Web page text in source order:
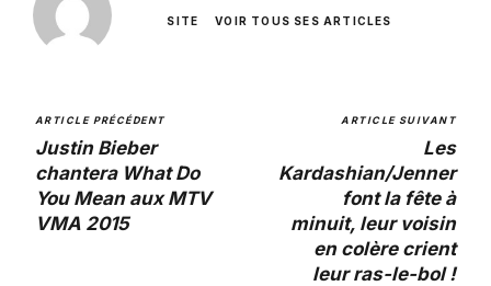
SITE VOIR TOUS SES ARTICLES
ARTICLE PRÉCÉDENT
Justin Bieber
chantera What Do
You Mean aux MTV
VMA 2015
ARTICLE SUIVANT
Les
Kardashian/Jenner
font la fête à
minuit, leur voisin
en colère crient
leur ras-le-bol !